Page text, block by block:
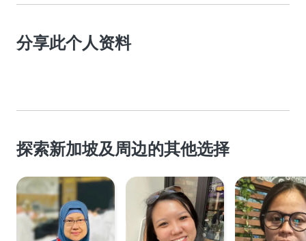
分享此个人资料
探索新加坡及周边的其他选择